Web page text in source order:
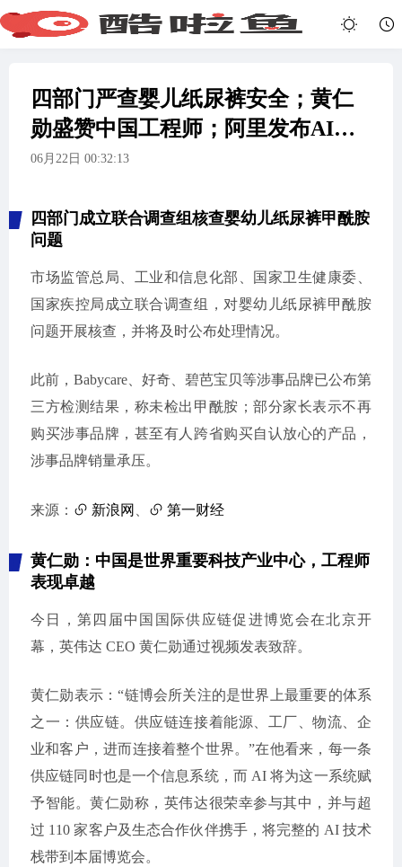
四部门严查婴儿纸尿裤安全；黄仁
勋盛赞中国工程师；阿里发布AI视
频新模型
06月22日 00:32:13
四部门成立联合调查组核查婴幼儿纸尿裤甲酰胺
问题
市场监管总局、工业和信息化部、国家卫生健康委、
国家疾控局成立联合调查组，对婴幼儿纸尿裤甲酰胺
问题开展核查，并将及时公布处理情况。
此前，Babycare、好奇、碧芭宝贝等涉事品牌已公布第
三方检测结果，称未检出甲酰胺；部分家长表示不再
购买涉事品牌，甚至有人跨省购买自认放心的产品，
涉事品牌销量承压。
来源： 新浪网 第一财经
黄仁勋：中国是世界重要科技产业中心，工程师
表现卓越
今日，第四届中国国际供应链促进博览会在北京开
幕，英伟达 CEO 黄仁勋通过视频发表致辞。
黄仁勋表示：“链博会所关注的是世界上最重要的体系
之一：供应链。供应链连接着能源、工厂、物流、企
业和客户，进而连接着整个世界。”在他看来，每一条
供应链同时也是一个信息系统，而 AI 将为这一系统赋
予智能。黄仁勋称，英伟达很荣幸参与其中，并与超
过 110 家客户及生态合作伙伴携手，将完整的 AI 技术
栈带到本届博览会。